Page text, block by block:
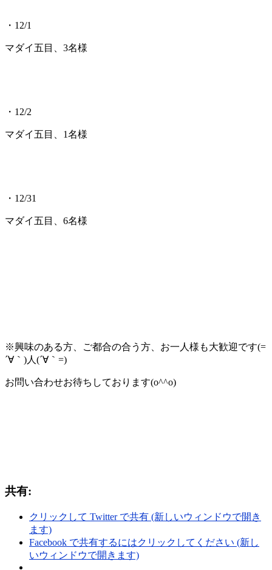
・12/1
マダイ五目、3名様
・12/2
マダイ五目、1名様
・12/31
マダイ五目、6名様
※興味のある方、ご都合の合う方、お一人様も大歓迎です(=
´∀｀)人(´∀｀=)
お問い合わせお待ちしております(o^^o)
共有:
クリックして Twitter で共有 (新しいウィンドウで開き
ます)
Facebook で共有するにはクリックしてください (新し
いウィンドウで開きます)